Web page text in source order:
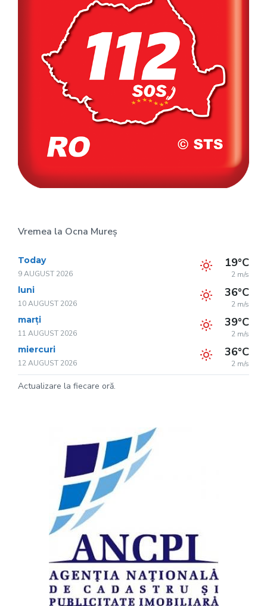
Vremea la Ocna Mureș
Today
9 AUGUST 2026
19°C
2 m/s
luni
10 AUGUST 2026
36°C
2 m/s
marți
11 AUGUST 2026
39°C
2 m/s
miercuri
12 AUGUST 2026
36°C
2 m/s
Actualizare la fiecare oră.